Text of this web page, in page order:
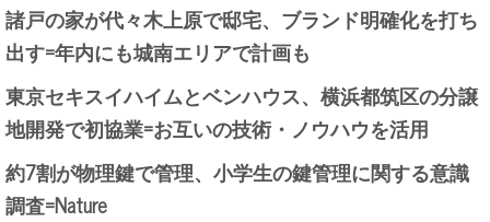
諸戸の家が代々木上原で邸宅、ブランド明確化を打ち
出す=年内にも城南エリアで計画も
東京セキスイハイムとベンハウス、横浜都筑区の分譲
地開発で初協業=お互いの技術・ノウハウを活用
約7割が物理鍵で管理、小学生の鍵管理に関する意識
調査=Nature